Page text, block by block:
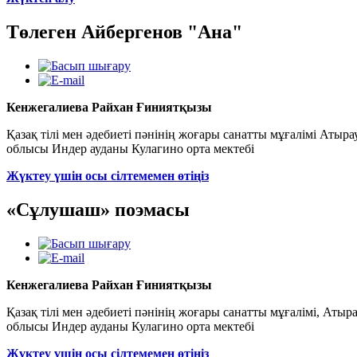
Төлеген Айбергенов "Ана"
Кенжегалиева Райхан Ғиниятқызы
Қазақ тілі мен әдебиеті пәнінің жоғары санатты мұғалімі
облысы Индер ауданы Кулагино орта мектебі
Жүктеу үшін осы сілтемемен өтіңіз
«Сұлушаш» поэмасы
Кенжегалиева Райхан Ғиниятқызы
Қазақ тілі мен әдебиеті пәнінің жоғары санатты мұғалімі,
облысы Индер ауданы Кулагино орта мектебі
Жүктеу үшін осы сілтемемен өтіңіз